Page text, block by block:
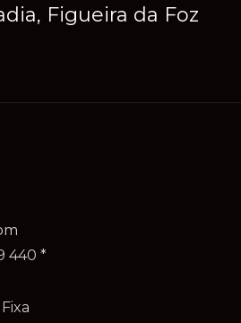
Figueira da Foz
440 *